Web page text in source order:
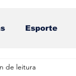
Esporte
de leitura